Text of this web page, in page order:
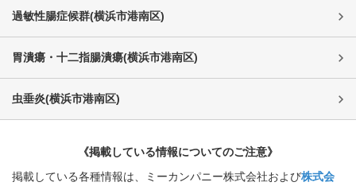
過敏性腸症候群(横浜市港南区)
胃潰瘍・十二指腸潰瘍(横浜市港南区)
虫垂炎(横浜市港南区)
《掲載している情報についてのご注意》
掲載している各種情報は、ミーカンパニー株式会社および株式会